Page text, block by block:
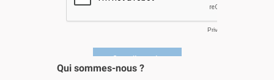
Qui sommes-nous ?